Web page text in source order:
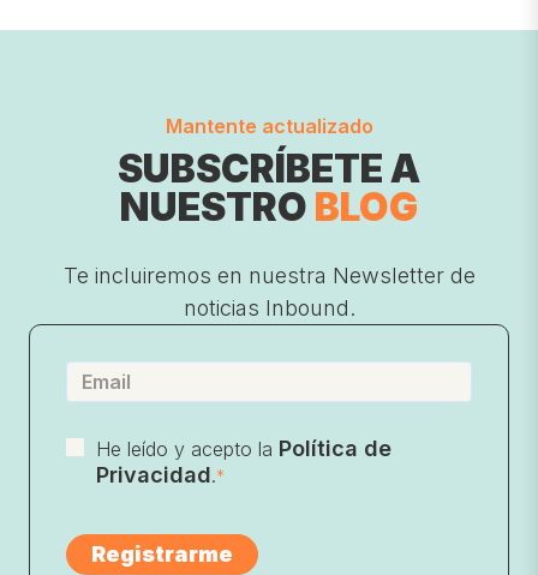
Mantente actualizado
SUBSCRÍBETE A
NUESTRO BLOG
Te incluiremos en nuestra Newsletter de
noticias Inbound.
He leído y acepto la Política de
Privacidad.*